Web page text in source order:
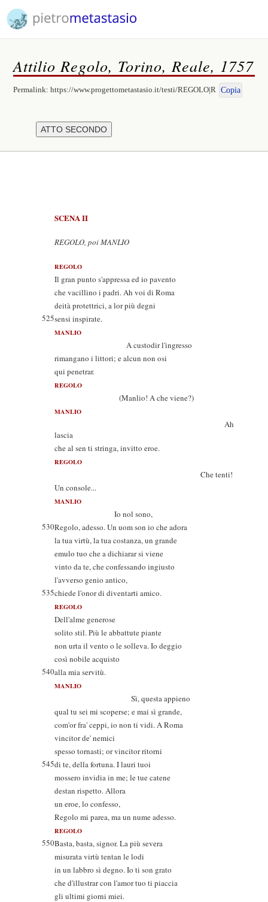
Attilio Regolo, Torino, Reale, 1757
Permalink:https://www.progettometastasio.it/testi/REGOLO|R Copia
SCENA II
REGOLO, poi MANLIO
REGOLO
Il gran punto s'appressa ed io pavento
che vacillino i padri. Ah voi di Roma
deità protettrici, a lor più degni
525sensi inspirate.
MANLIO
A custodir l'ingresso
rimangano i littori; e alcun non osi
qui penetrar.
REGOLO
(Manlio! A che viene?)
MANLIO
Ah
lascia
che al sen ti stringa, invitto eroe.
REGOLO
Che tenti!
Un console...
MANLIO
Io nol sono,
530Regolo, adesso. Un uom son io che adora
la tua virtù, la tua costanza, un grande
emulo tuo che a dichiarar si viene
vinto da te, che confessando ingiusto
l'avverso genio antico,
535chiede l'onor di diventarti amico.
REGOLO
Dell'alme generose
solito stil. Più le abbattute piante
non urta il vento o le solleva. Io deggio
così nobile acquisto
540alla mia servitù.
MANLIO
Sì, questa appieno
qual tu sei mi scoperse; e mai sì grande,
com'or fra' ceppi, io non ti vidi. A Roma
vincitor de' nemici
spesso tornasti; or vincitor ritorni
545di te, della fortuna. I lauri tuoi
mossero invidia in me; le tue catene
destan rispetto. Allora
un eroe, lo confesso,
Regolo mi parea, ma un nume adesso.
REGOLO
550Basta, basta, signor. La più severa
misurata virtù tentan le lodi
in un labbro sì degno. Io ti son grato
che d'illustrar con l'amor tuo ti piaccia
gli ultimi giorni miei.